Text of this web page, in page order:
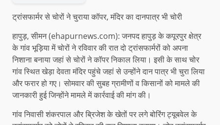
ट्रांसफार्मर से चोरों ने चुराया कॉपर, मंदिर का दानपात्र भी चोरी
हापुड़, सीमन (ehapurnews.com): जनपद हापुड़ के कपूरपुर क्षेत्र
के गांव भूड़िया में चोरों ने रविवार की रात दो ट्रांसफार्मरों को अपना
निशाना बनाया जहां से चोरों ने कॉपर निकाल लिया। इसी के साथ चोर
गांव स्थित खेड़ा देवता मंदिर पहुंचे जहां से उन्होंने दान पात्र भी चुरा लिया
और फरार हो गए। सोमवार की सुबह ग्रामीणों व किसानों को मामले की
जानकारी हुई जिन्होंने मामले में कार्रवाई की मांग की।
गांव निवासी शंकरपाल और ब्रिजेश के खेतों पर लगे बोरिंग ट्यूबवेल के